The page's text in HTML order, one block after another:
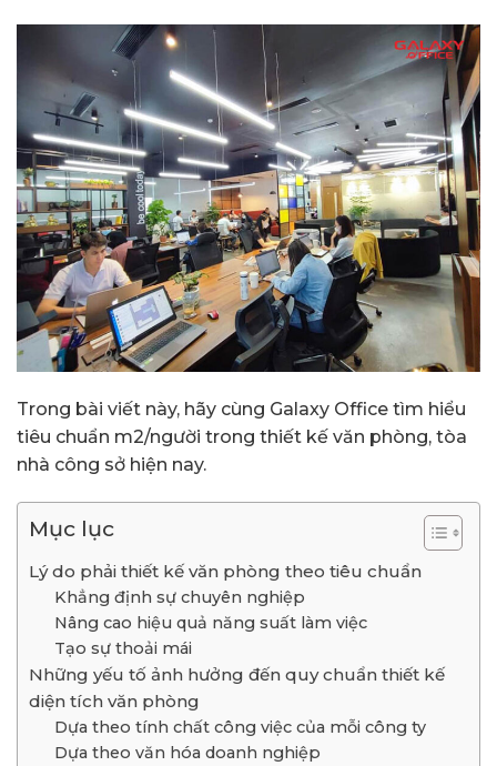
Trong bài viết này, hãy cùng Galaxy Office tìm hiểu
tiêu chuẩn m2/người trong thiết kế văn phòng, tòa
nhà công sở hiện nay.
Mục lục
Lý do phải thiết kế văn phòng theo tiêu chuẩn
Khẳng định sự chuyên nghiệp
Nâng cao hiệu quả năng suất làm việc
Tạo sự thoải mái
Những yếu tố ảnh hưởng đến quy chuẩn thiết kế
diện tích văn phòng
Dựa theo tính chất công việc của mỗi công ty
Dựa theo văn hóa doanh nghiệp